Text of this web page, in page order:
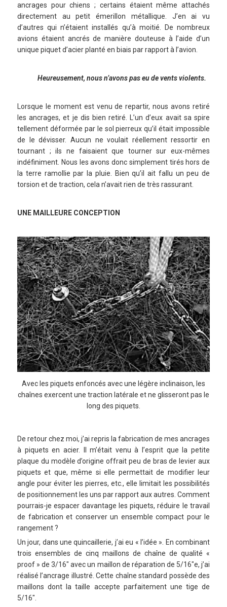
ancrages pour chiens ; certains étaient même attachés
directement au petit émerillon métallique. J’en ai vu
d’autres qui n’étaient installés qu’à moitié. De nombreux
avions étaient ancrés de manière douteuse à l’aide d’un
unique piquet d’acier planté en biais par rapport à l’avion.
Heureusement, nous n’avons pas eu de vents violents.
Lorsque le moment est venu de repartir, nous avons retiré
les ancrages, et je dis bien retiré. L’un d’eux avait sa spire
tellement déformée par le sol pierreux qu’il était impossible
de le dévisser. Aucun ne voulait réellement ressortir en
tournant ; ils ne faisaient que tourner sur eux-mêmes
indéfiniment. Nous les avons donc simplement tirés hors de
la terre ramollie par la pluie. Bien qu’il ait fallu un peu de
torsion et de traction, cela n’avait rien de très rassurant.
UNE MAILLEURE CONCEPTION
Avec les piquets enfoncés avec une légère inclinaison, les
chaînes exercent une traction latérale et ne glisseront pas le
long des piquets.
De retour chez moi, j’ai repris la fabrication de mes ancrages
à piquets en acier. Il m’était venu à l’esprit que la petite
plaque du modèle d’origine offrait peu de bras de levier aux
piquets et que, même si elle permettait de modifier leur
angle pour éviter les pierres, etc., elle limitait les possibilités
de positionnement les uns par rapport aux autres. Comment
pourrais-je espacer davantage les piquets, réduire le travail
de fabrication et conserver un ensemble compact pour le
rangement ?
Un jour, dans une quincaillerie, j’ai eu « l’idée ». En combinant
trois ensembles de cinq maillons de chaîne de qualité «
proof » de 3/16″ avec un maillon de réparation de 5/16″e, j’ai
réalisé l’ancrage illustré. Cette chaîne standard possède des
maillons dont la taille accepte parfaitement une tige de
5/16″.